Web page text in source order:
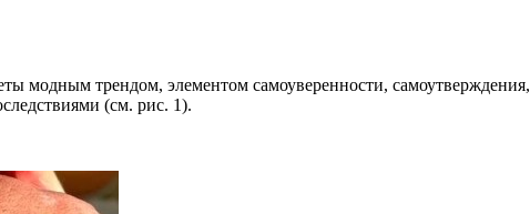
модным трендом, элементом самоуверенности,
(см. рис. 1).